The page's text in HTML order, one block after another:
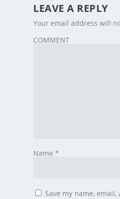
LEAVE A REPLY
Your email address will
COMMENT
Name*
Save my name,